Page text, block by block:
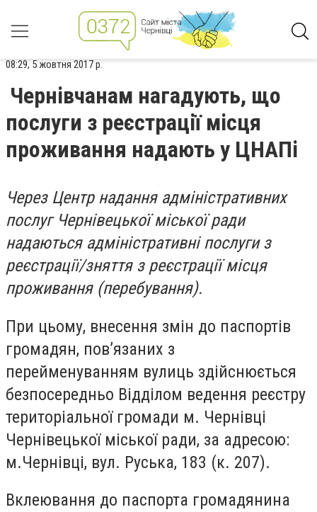
08:29, 5 жовтня 2017 р.
Чернівчанам нагадують, що
послуги з реєстрації місця
проживання надають у ЦНАПі
Через Центр надання адміністративних
послуг Чернівецької міської ради
надаються адміністративні послуги з
реєстрації/зняття з реєстрації місця
проживання (перебування).
При цьому, внесення змін до паспортів
громадян, пов’язаних з
перейменуванням вулиць здійснюється
безпосередньо Відділом ведення реєстру
територіальної громади м. Чернівці
Чернівецької міської ради, за адресою:
м.Чернівці, вул. Руська, 183 (к. 207).
Вклеювання до паспорта громадянина